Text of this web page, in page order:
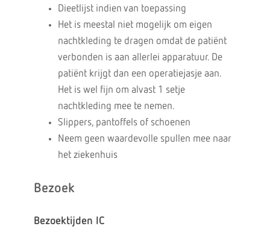
Dieetlijst indien van toepassing
Het is meestal niet mogelijk om eigen
nachtkleding te dragen omdat de patiënt
verbonden is aan allerlei apparatuur. De
patiënt krijgt dan een operatiejasje aan.
Het is wel fijn om alvast 1 setje
nachtkleding mee te nemen.
Slippers, pantoffels of schoenen
Neem geen waardevolle spullen mee naar
het ziekenhuis
Bezoek
Bezoektijden IC